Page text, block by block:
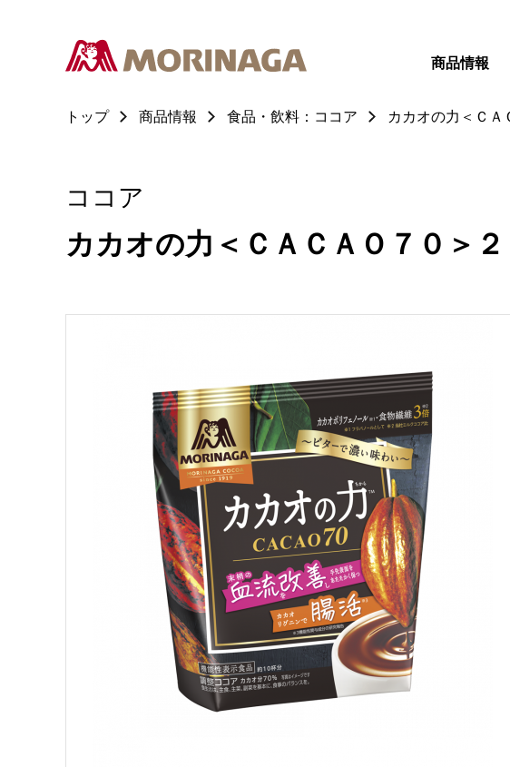
商品情報
トップ 商品情報 食品・飲料：ココア カカオの力＜ＣＡ
ココア
カカオの力＜ＣＡＣＡＯ７０＞２